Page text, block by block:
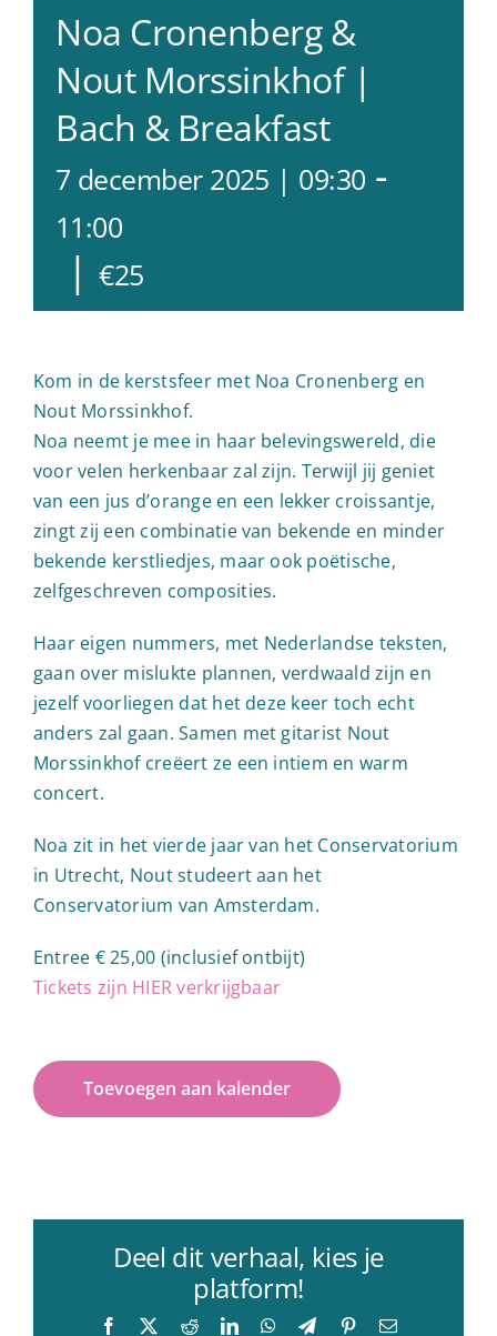
Noa Cronenberg &
Nout Morssinkhof |
Bach & Breakfast
7 december 2025 | 09:30 -
11:00
| €25
Kom in de kerstsfeer met Noa Cronenberg en
Nout Morssinkhof.
Noa neemt je mee in haar belevingswereld, die
voor velen herkenbaar zal zijn. Terwijl jij geniet
van een jus d’orange en een lekker croissantje,
zingt zij een combinatie van bekende en minder
bekende kerstliedjes, maar ook poëtische,
zelfgeschreven composities.
Haar eigen nummers, met Nederlandse teksten,
gaan over mislukte plannen, verdwaald zijn en
jezelf voorliegen dat het deze keer toch echt
anders zal gaan. Samen met gitarist Nout
Morssinkhof creëert ze een intiem en warm
concert.
Noa zit in het vierde jaar van het Conservatorium
in Utrecht, Nout studeert aan het
Conservatorium van Amsterdam.
Entree € 25,00 (inclusief ontbijt)
Tickets zijn HIER verkrijgbaar
Toevoegen aan kalender
Deel dit verhaal, kies je
platform!
Facebook RedditLinkedInWhatsApp
TelegramPinterest
E-